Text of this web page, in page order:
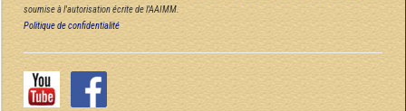
soumise à l'autorisation écrite de l'AAIMM.
Politique de confidentialité